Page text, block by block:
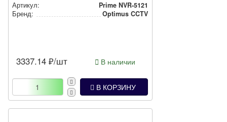
Артикул:
Prime NVR-5121
Бренд:
Optimus CCTV
3337.14 ₽/шт В наличии
В КОРЗИНУ